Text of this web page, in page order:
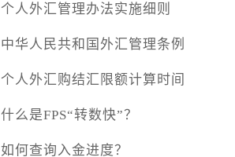
个人外汇管理办法实施细则
中华人民共和国外汇管理条例
个人外汇购结汇限额计算时间
什么是FPS“转数快”？
如何查询入金进度？